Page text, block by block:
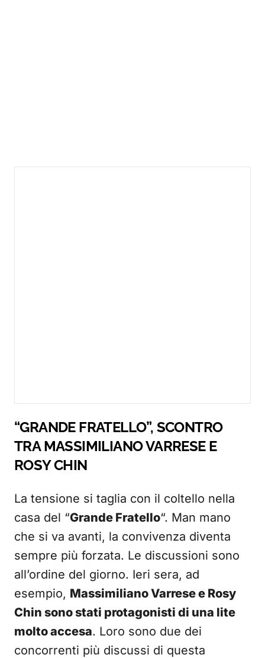
“GRANDE FRATELLO”, SCONTRO
TRA MASSIMILIANO VARRESE E
ROSY CHIN
La tensione si taglia con il coltello nella
casa del “Grande Fratello“. Man mano
che si va avanti, la convivenza diventa
sempre più forzata. Le discussioni sono
all’ordine del giorno. Ieri sera, ad
esempio, Massimiliano Varrese e Rosy
Chin sono stati protagonisti di una lite
molto accesa. Loro sono due dei
concorrenti più discussi di questa